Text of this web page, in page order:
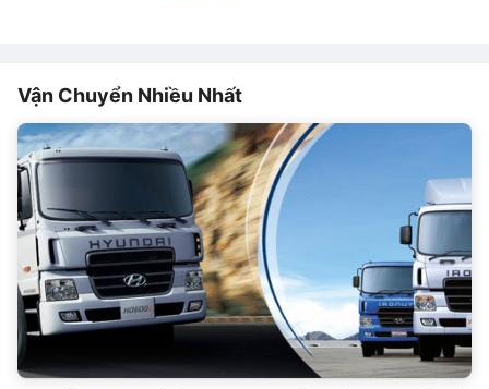
Vận Chuyển Nhiều Nhất